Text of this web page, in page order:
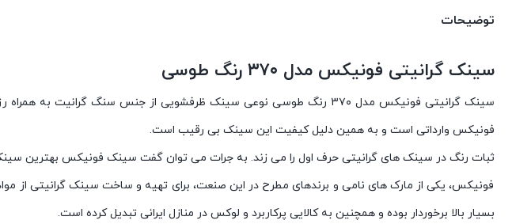
توضیحات
سینک گرانیتی فونیکس مدل ۳۷۰ رنگ طوسی
سینک گرانیتی فونیکس مدل ۳۷۰ رنگ طوسی نوعی سینک ظرفشویی از جنس سنگ
فونیکس وارداتی است و به همین دلیل کیفیت این سینک بی رقیب است.
ثبات رنگ در سینک های گرانیتی حرف اول را می زند. به جرات می توان گفت سینک فونیکس بهترین سینک
فونیکس، یکی از مارک های نامی و برندهای مطرح در این صنعت، برای تهیه و ساخت سینک گرانیتی از
بسیار بالا برخوردار بوده و همچنین به کالایی پرکاربرد و لوکس در منازل ایرانی تبدیل کرده است.